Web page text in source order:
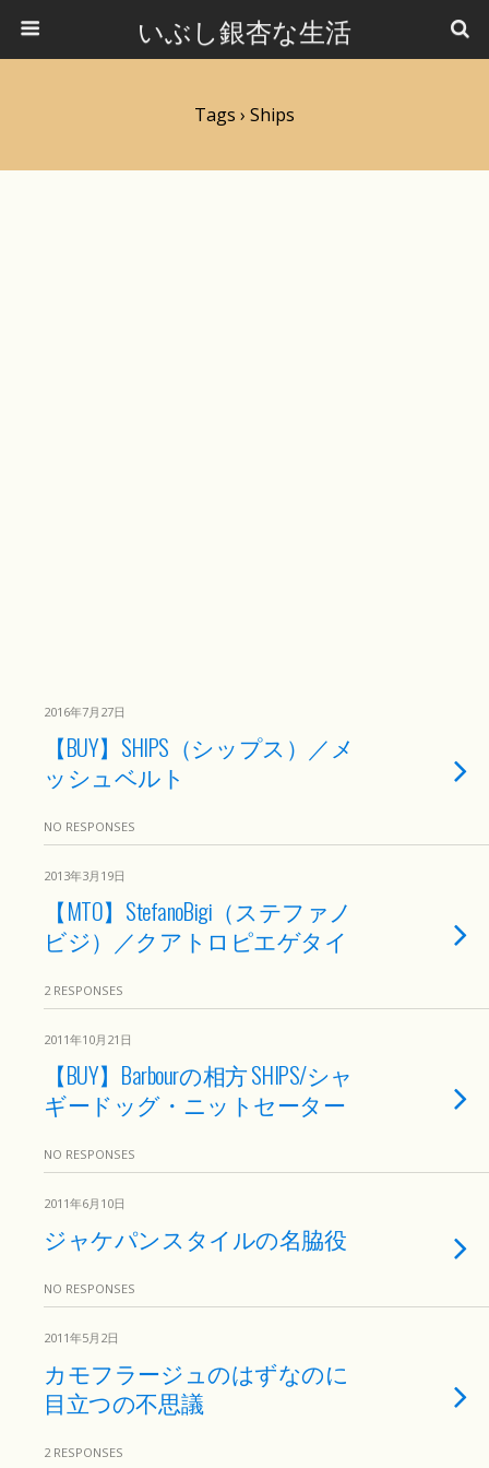
いぶし銀杏な生活
Tags › Ships
2016年7月27日
【BUY】SHIPS（シップス）／メ
ッシュベルト
NO RESPONSES
2013年3月19日
【MTO】StefanoBigi（ステファノ
ビジ）／クアトロピエゲタイ
2 RESPONSES
2011年10月21日
【BUY】Barbourの相方 SHIPS/シャ
ギードッグ・ニットセーター
NO RESPONSES
2011年6月10日
ジャケパンスタイルの名脇役
NO RESPONSES
2011年5月2日
カモフラージュのはずなのに
目立つの不思議
2 RESPONSES